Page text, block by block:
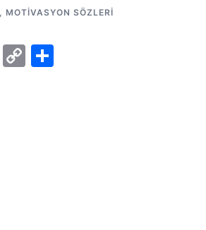
MOTIVASYON SÖZLERI
CopyShare